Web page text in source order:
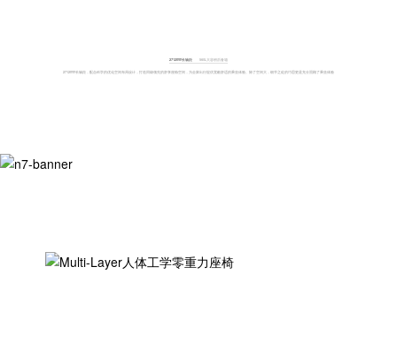
2712mm长轴距 560L大容积后备箱
2712mm长轴距，配合科学的优化空间布局设计，打造同级领先的舒享座舱空间，为全家出行提供宽敞舒适的乘坐体验。除了空间大，细节之处的巧思更是充分照顾了乘坐体验